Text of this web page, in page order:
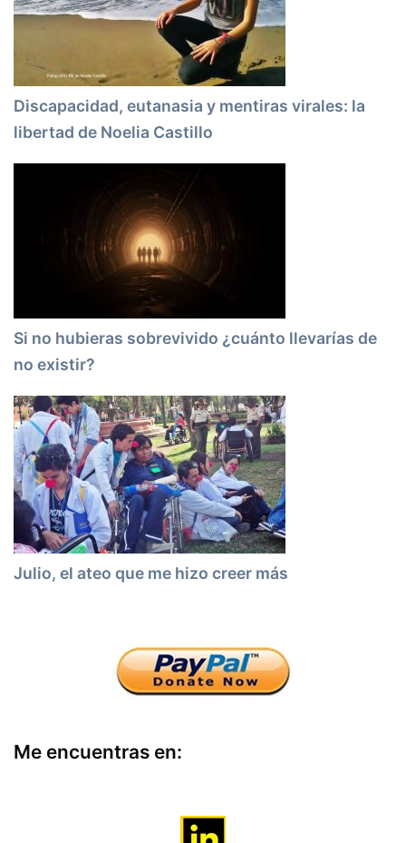
Discapacidad, eutanasia y mentiras virales: la
libertad de Noelia Castillo
Si no hubieras sobrevivido ¿cuánto llevarías de
no existir?
Julio, el ateo que me hizo creer más
Me encuentras en: